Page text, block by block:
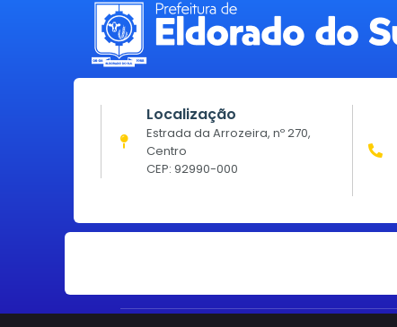
Localização
Estrada da Arrozeira, nº 270,
Centro
CEP: 92990-000